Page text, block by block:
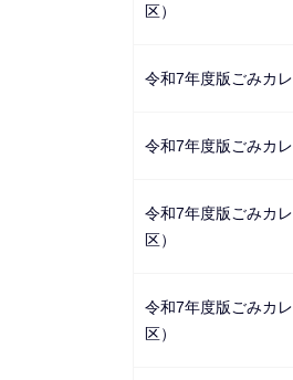
区）
令和7年度版ごみカレ
令和7年度版ごみカレ
令和7年度版ごみカ
区）
令和7年度版ごみカ
区）